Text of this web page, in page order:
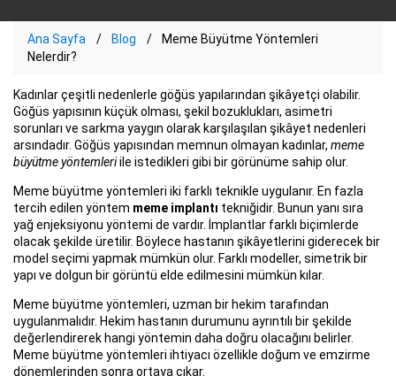
Ana Sayfa Blog
Meme Büyütme Yöntemleri
Nelerdir?
Kadınlar çeşitli nedenlerle göğüs yapılarından şikâyetçi olabilir.
Göğüs yapısının küçük olması, şekil bozuklukları, asimetri
sorunları ve sarkma yaygın olarak karşılaşılan şikâyet nedenleri
arsındadır. Göğüs yapısından memnun olmayan kadınlar, meme
büyütme yöntemleriile istedikleri gibi bir görünüme sahip olur.
Meme büyütme yöntemleri iki farklı teknikle uygulanır. En fazla
tercih edilen yöntem meme implantı tekniğidir. Bunun yanı sıra
yağ enjeksiyonu yöntemi de vardır. İmplantlar farklı biçimlerde
olacak şekilde üretilir. Böylece hastanın şikâyetlerini giderecek bir
model seçimi yapmak mümkün olur. Farklı modeller, simetrik bir
yapı ve dolgun bir görüntü elde edilmesini mümkün kılar.
Meme büyütme yöntemleri, uzman bir hekim tarafından
uygulanmalıdır. Hekim hastanın durumunu ayrıntılı bir şekilde
değerlendirerek hangi yöntemin daha doğru olacağını belirler.
Meme büyütme yöntemleri ihtiyacı özellikle doğum ve emzirme
dönemlerinden sonra ortaya çıkar.